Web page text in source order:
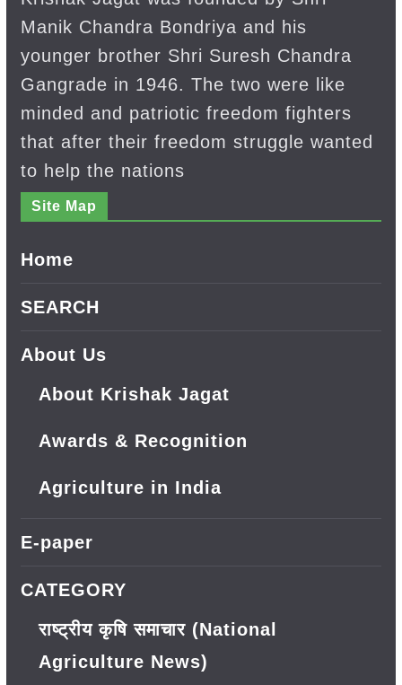
Manik Chandra Bondriya and his
younger brother Shri Suresh Chandra
Gangrade in 1946. The two were like
minded and patriotic freedom fighters
that after their freedom struggle wanted
to help the nations
Site Map
Home
SEARCH
About Us
About Krishak Jagat
Awards & Recognition
Agriculture in India
E-paper
CATEGORY
राष्ट्रीय कृषि समाचार (National
Agriculture News)